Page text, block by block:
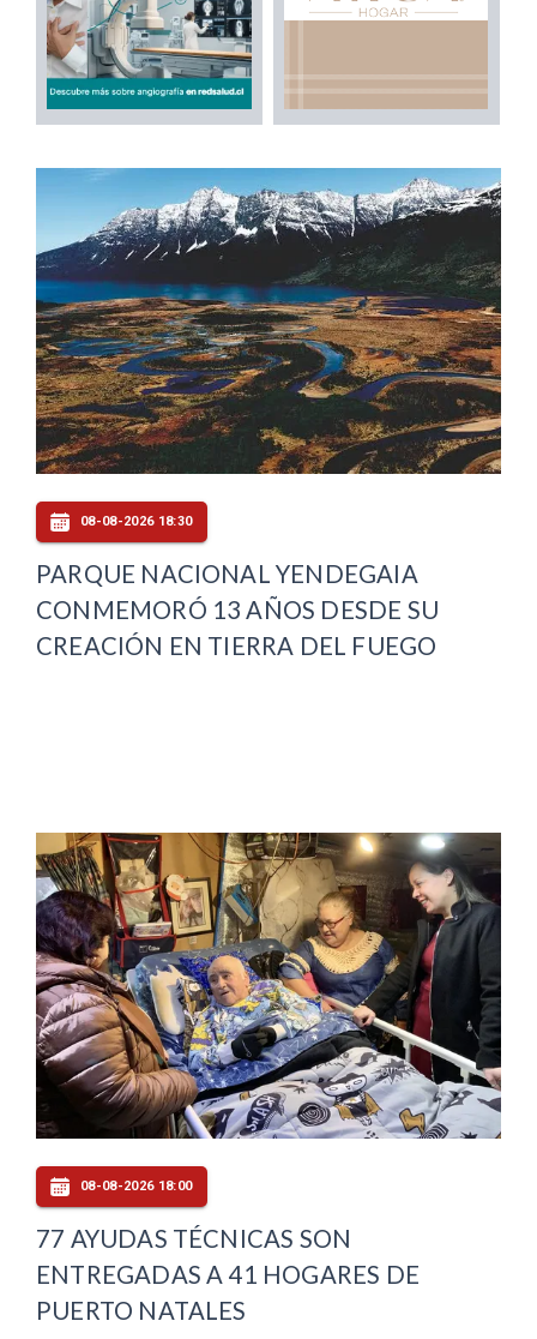
08-08-2026 18:30
PARQUE NACIONAL YENDEGAIA
CONMEMORÓ 13 AÑOS DESDE SU
CREACIÓN EN TIERRA DEL FUEGO
08-08-2026 18:00
77 AYUDAS TÉCNICAS SON
ENTREGADAS A 41 HOGARES DE
PUERTO NATALES